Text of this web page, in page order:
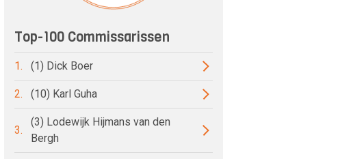
Top-100 Commissarissen
1. (1) Dick Boer
2. (10) Karl Guha
3.
(3) Lodewijk Hijmans van den
Bergh